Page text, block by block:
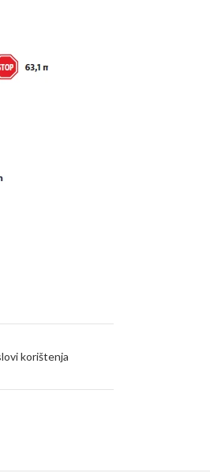
korištenja